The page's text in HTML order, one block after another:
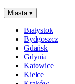
Miasta ▾
Białystok
Bydgoszcz
Gdańsk
Gdynia
Katowice
Kielce